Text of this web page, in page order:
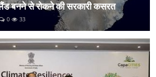
बनने से रोकने की सरकारी कसरत
0 33